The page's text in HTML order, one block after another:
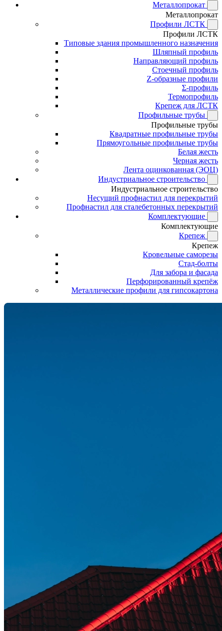
Металлопрокат
Металлопрокат
Профили ЛСТК
Профили ЛСТК
Типовые здания промышленного назначения
Шляпный профиль
Направляющий профиль
Стоечный профиль
Z-образные профили
Σ-профиль
Термопрофиль
Крепеж для ЛСТК
Профильные трубы
Профильные трубы
Квадратные профильные трубы
Прямоугольные профильные трубы
Белая жесть
Черная жесть
Лента оцинкованная (ЭОЦ)
Индустриальное строительство
Индустриальное строительство
Несущий профнастил для перекрытий
Профнастил для сталебетонных перекрытий
Комплектующие
Комплектующие
Крепеж
Крепеж
Кровельные саморезы
Стад-болты
Для забора и фасада
Перфорированный крепёж
Металлические профили для гипсокартона